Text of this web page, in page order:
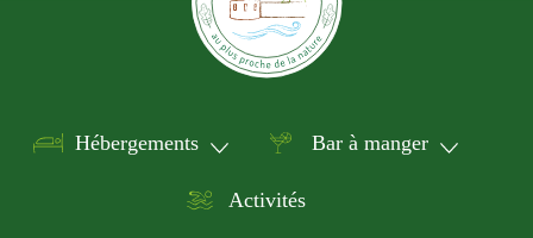
Hébergements Bar à manger
Activités